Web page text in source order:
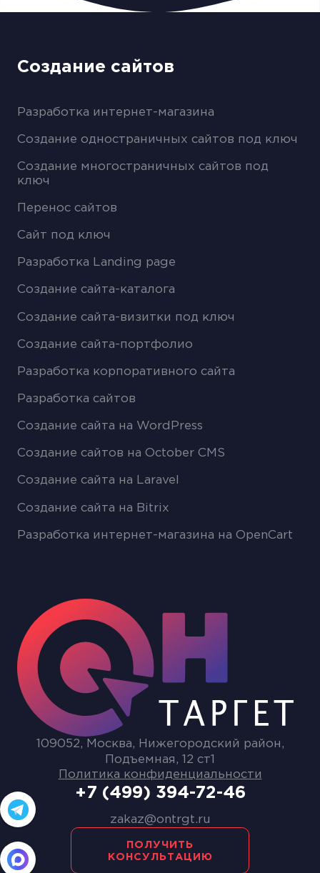
Создание сайтов
Разработка интернет-магазина
Создание одностраничных сайтов под ключ
Создание многостраничных сайтов под
ключ
Перенос сайтов
Сайт под ключ
Разработка Landing page
Создание сайта-каталога
Создание сайта-визитки под ключ
Создание сайта-портфолио
Разработка корпоративного сайта
Разработка сайтов
Создание сайта на WordPress
Создание сайтов на October CMS
Создание сайта на Laravel
Создание сайта на Bitrix
Разработка интернет-магазина на OpenCart
109052, Москва, Нижегородский район,
Подъемная, 12 ст1
Политика конфиденциальности
+7 (499) 394-72-46
zakaz@ontrgt.ru
ПОЛУЧИТЬ
КОНСУЛЬТАЦИЮ